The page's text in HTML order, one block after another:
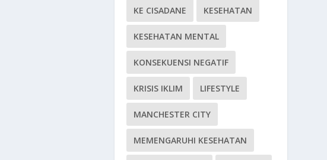
KE CISADANE KESEHATAN
KESEHATAN MENTAL
KONSEKUENSI NEGATIF
KRISIS IKLIM LIFESTYLE
MANCHESTER CITY
MEMENGARUHI KESEHATAN